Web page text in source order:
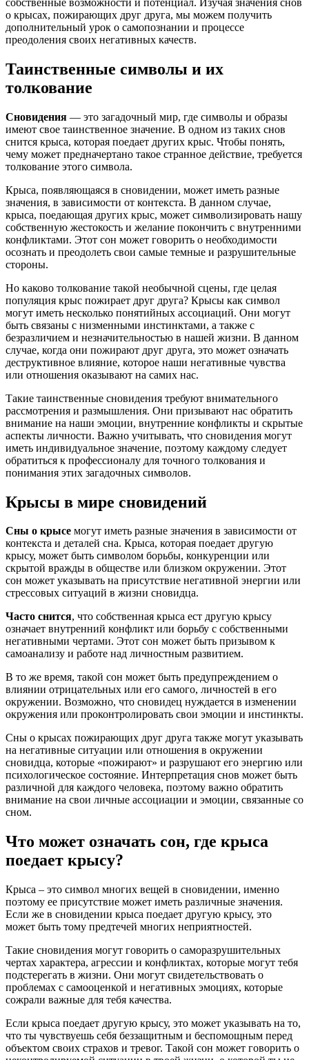
о крысах, пожирающих друг друга, мы можем получить
дополнительный урок о самопознании и процессе
преодоления своих негативных качеств.
Таинственные символы и их
толкование
Сновидения — это загадочный мир, где символы и образы
имеют свое таинственное значение. В одном из таких снов
снится крыса, которая поедает других крыс. Чтобы понять,
чему может предначертано такое странное действие, требуется
толкование этого символа.
Крыса, появляющаяся в сновидении, может иметь разные
значения, в зависимости от контекста. В данном случае,
крыса, поедающая других крыс, может символизировать нашу
собственную жестокость и желание покончить с внутренними
конфликтами. Этот сон может говорить о необходимости
осознать и преодолеть свои самые темные и разрушительные
стороны.
Но каково толкование такой необычной сцены, где целая
популяция крыс пожирает друг друга? Крысы как символ
могут иметь несколько понятийных ассоциаций. Они могут
быть связаны с низменными инстинктами, а также с
безразличием и незначительностью в нашей жизни. В данном
случае, когда они пожирают друг друга, это может означать
деструктивное влияние, которое наши негативные чувства
или отношения оказывают на самих нас.
Такие таинственные сновидения требуют внимательного
рассмотрения и размышления. Они призывают нас обратить
внимание на наши эмоции, внутренние конфликты и скрытые
аспекты личности. Важно учитывать, что сновидения могут
иметь индивидуальное значение, поэтому каждому следует
обратиться к профессионалу для точного толкования и
понимания этих загадочных символов.
Крысы в мире сновидений
Сны о крысе могут иметь разные значения в зависимости от
контекста и деталей сна. Крыса, которая поедает другую
крысу, может быть символом борьбы, конкуренции или
скрытой вражды в обществе или близком окружении. Этот
сон может указывать на присутствие негативной энергии или
стрессовых ситуаций в жизни сновидца.
Часто снится, что собственная крыса ест другую крысу
означает внутренний конфликт или борьбу с собственными
негативными чертами. Этот сон может быть призывом к
самоанализу и работе над личностным развитием.
В то же время, такой сон может быть предупреждением о
влиянии отрицательных или его самого, личностей в его
окружении. Возможно, что сновидец нуждается в изменении
окружения или проконтролировать свои эмоции и инстинкты.
Сны о крысах пожирающих друг друга также могут указывать
на негативные ситуации или отношения в окружении
сновидца, которые «пожирают» и разрушают его энергию или
психологическое состояние. Интерпретация снов может быть
различной для каждого человека, поэтому важно обратить
внимание на свои личные ассоциации и эмоции, связанные со
сном.
Что может означать сон, где крыса
поедает крысу?
Крыса – это символ многих вещей в сновидении, именно
поэтому ее присутствие может иметь различные значения.
Если же в сновидении крыса поедает другую крысу, это
может быть тому предтечей многих неприятностей.
Такие сновидения могут говорить о саморазрушительных
чертах характера, агрессии и конфликтах, которые могут тебя
подстерегать в жизни. Они могут свидетельствовать о
проблемах с самооценкой и негативных эмоциях, которые
сожрали важные для тебя качества.
Если крыса поедает другую крысу, это может указывать на то,
что ты чувствуешь себя беззащитным и беспомощным перед
объектом своих страхов и тревог. Такой сон может говорить о